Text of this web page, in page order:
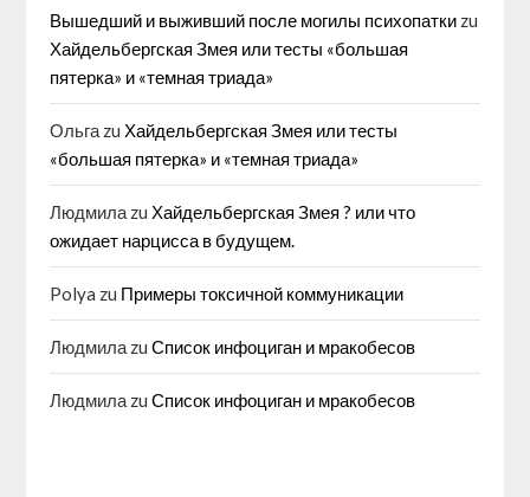
Вышедший и выживший после могилы психопатки zu
Хайдельбергская Змея или тесты «большая
пятерка» и «темная триада»
Ольга zuХайдельбергская Змея или тесты
«большая пятерка» и «темная триада»
Людмила zuХайдельбергская Змея ? или что
ожидает нарцисса в будущем.
Polya zu Примеры токсичной коммуникации
Людмила zuСписок инфоциган и мракобесов
Людмила zuСписок инфоциган и мракобесов